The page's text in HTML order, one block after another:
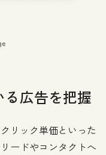
る広告を把握
リック単価といった
ードやコンタクトへ